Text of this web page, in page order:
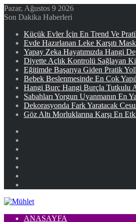
Pazar, Ağustos 9 2026
Son Dakika Haberleri
Küçük Evler İçin En Trend Ve
Evde Hazırlanan Leke Karşıtı
Yapay Zeka Hayatımızda Hangi
Diyette Açlık Kontrolü Sağlayan
Eğitimde Başarıya Giden Pratik
Bebek Beslenmesinde En Çok
Hangi Burç Hangi Burçla Tutkulu
Sabahları Yorgun Uyanmanın En
Dekorasyonda Fark Yaratacak
Göz Altı Morluklarına Karşı En
ANASAYFA